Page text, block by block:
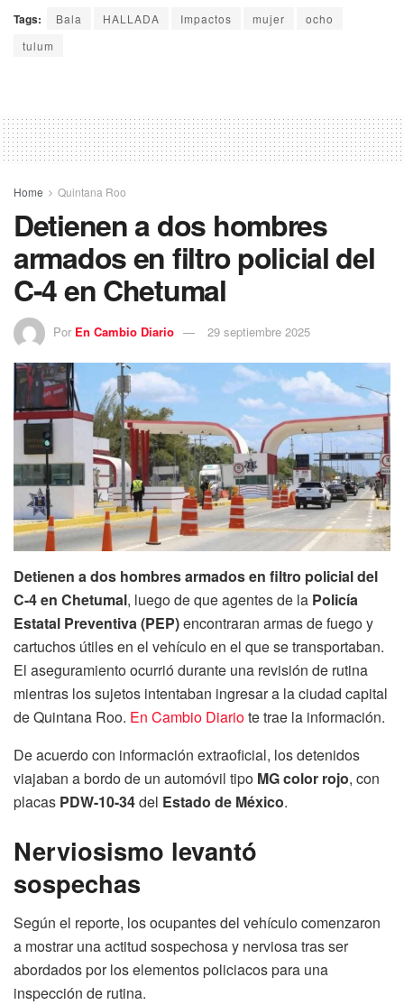
Tags: Bala HALLADA Impactos mujer
ocho
tulum
Home Quintana Roo
Detienen a dos hombres
armados en filtro policial del
C-4 en Chetumal
Por En Cambio Diario 29 septiembre 2025
Detienen a dos hombres armados en filtro policial del
C-4 en Chetumal, luego de que agentes de la Policía
Estatal Preventiva (PEP)encontraran armas de fuego y
cartuchos útiles en el vehículo en el que se transportaban.
El aseguramiento ocurrió durante una revisión de rutina
mientras los sujetos intentaban ingresar a la ciudad capital
de Quintana Roo. En Cambio Diariote trae la información.
De acuerdo con información extraoficial, los detenidos
viajaban a bordo de un automóvil tipo MG color rojo, con
placas PDW-10-34del Estado de México.
Nerviosismo levantó
sospechas
Según el reporte, los ocupantes del vehículo comenzaron
a mostrar una actitud sospechosa y nerviosa tras ser
abordados por los elementos policiacos para una
inspección de rutina.